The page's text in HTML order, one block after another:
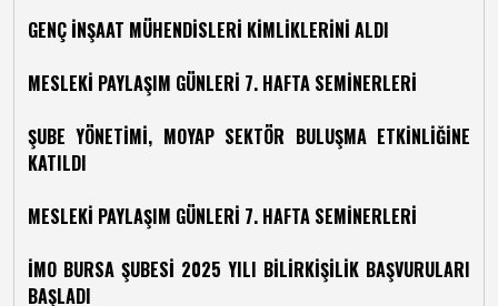
GENÇ İNŞAAT MÜHENDİSLERİ KİMLİKLERİNİ ALDI
MESLEKİ PAYLAŞIM GÜNLERİ 7. HAFTA SEMİNERLERİ
ŞUBE YÖNETİMİ, MOYAP SEKTÖR BULUŞMA ETKİNLİĞİNE
KATILDI
MESLEKİ PAYLAŞIM GÜNLERİ 7. HAFTA SEMİNERLERİ
İMO BURSA ŞUBESİ 2025 YILI BİLİRKİŞİLİK BAŞVURULARI
BAŞLADI